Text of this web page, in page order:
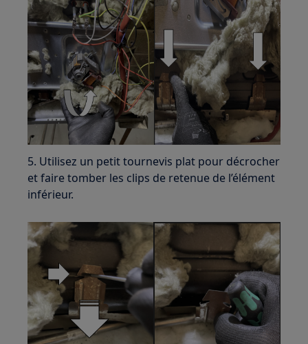
5. Utilisez un petit tournevis plat pour décrocher
et faire tomber les clips de retenue de l’élément
inférieur.